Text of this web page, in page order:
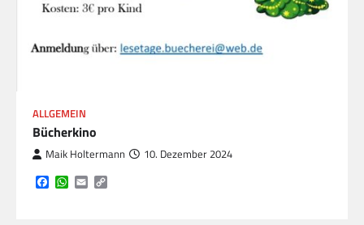
ALLGEMEIN
Bücherkino
Maik Holtermann 10. Dezember 2024
Facebook
WhatsApp
Email